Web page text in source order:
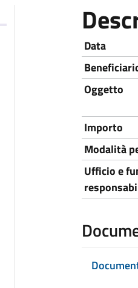
Nome
Data
Oggetto
Importo
Modalità
Ufficio e